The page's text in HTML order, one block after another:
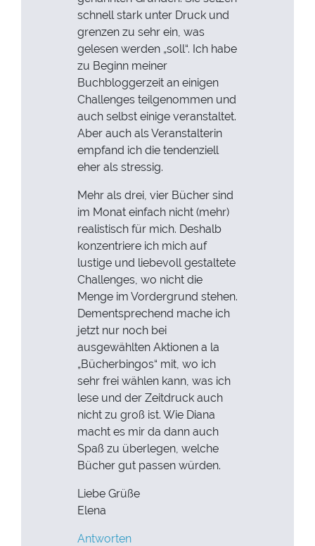
schnell stark unter Druck und
grenzen zu sehr ein, was
gelesen werden „soll“. Ich habe
zu Beginn meiner
Buchbloggerzeit an einigen
Challenges teilgenommen und
auch selbst einige veranstaltet.
Aber auch als Veranstalterin
empfand ich die tendenziell
eher als stressig.
Mehr als drei, vier Bücher sind
im Monat einfach nicht (mehr)
realistisch für mich. Deshalb
konzentriere ich mich auf
lustige und liebevoll gestaltete
Challenges, wo nicht die
Menge im Vordergrund stehen.
Dementsprechend mache ich
jetzt nur noch bei
ausgewählten Aktionen a la
„Bücherbingos“ mit, wo ich
sehr frei wählen kann, was ich
lese und der Zeitdruck auch
nicht zu groß ist. Wie Diana
macht es mir da dann auch
Spaß zu überlegen, welche
Bücher gut passen würden.
Liebe Grüße
Elena
Antworten